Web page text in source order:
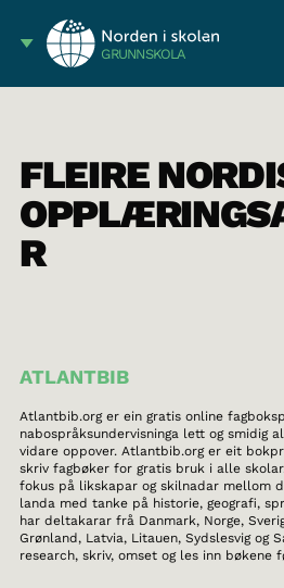
GRUNNSKOLA
FLEIRE
R
ATLANTBIB
Atlantbib.org er ein gratis online
nabospråksundervisninga lett og smidig
vidare oppover. Atlantbib.org er eit
skriv fagbøker for gratis bruk i alle
fokus på likskapar og skilnadar mellom
landa med tanke på historie, geografi,
har deltakarar frå Danmark, Norge,
Grønland, Latvia, Litauen, Sydslesvig og
research, skriv, omset og les inn bøkene